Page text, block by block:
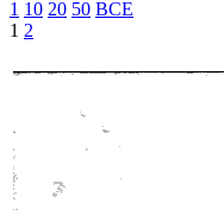
1 10 20 50 ВСЕ
1 2